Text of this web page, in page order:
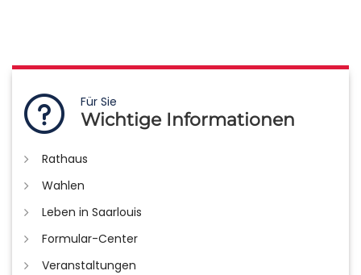
Für Sie
Wichtige Informationen
Rathaus
Wahlen
Leben in Saarlouis
Formular-Center
Veranstaltungen